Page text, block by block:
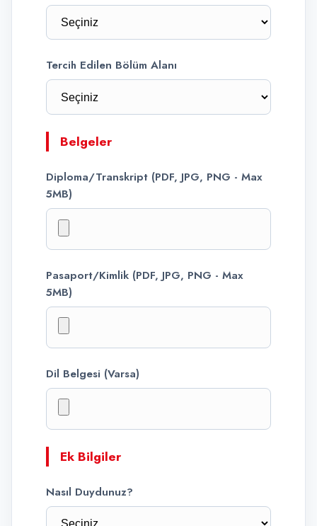
Tercih Edilen Bölüm Alanı
Belgeler
Diploma/Transkript (PDF, JPG, PNG - Max
5MB)
Pasaport/Kimlik (PDF, JPG, PNG - Max
5MB)
Dil Belgesi (Varsa)
Ek Bilgiler
Nasıl Duydunuz?